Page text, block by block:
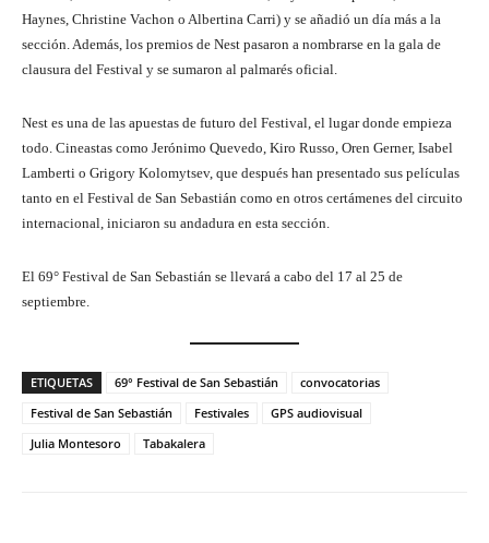
Haynes, Christine Vachon o Albertina Carri) y se añadió un día más a la
sección. Además, los premios de Nest pasaron a nombrarse en la gala de
clausura del Festival y se sumaron al palmarés oficial.
Nest es una de las apuestas de futuro del Festival, el lugar donde empieza
todo. Cineastas como Jerónimo Quevedo, Kiro Russo, Oren Gerner, Isabel
Lamberti o Grigory Kolomytsev, que después han presentado sus películas
tanto en el Festival de San Sebastián como en otros certámenes del circuito
internacional, iniciaron su andadura en esta sección.
El 69° Festival de San Sebastián se llevará a cabo del 17 al 25 de
septiembre.
ETIQUETAS 69° Festival de San Sebastián
convocatorias
Festival de San Sebastián
Festivales
GPS audiovisual
Julia Montesoro
Tabakalera